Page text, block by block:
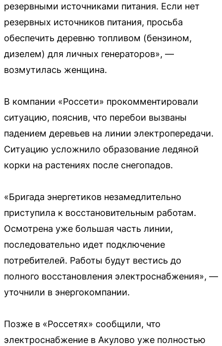
резервными источниками питания. Если нет
резервных источников питания, просьба
обеспечить деревню топливом (бензином,
дизелем) для личных генераторов», —
возмутилась женщина.
В компании «Россети» прокомментировали
ситуацию, пояснив, что перебои вызваны
падением деревьев на линии электропередачи.
Ситуацию усложнило образование ледяной
корки на растениях после снегопадов.
«Бригада энергетиков незамедлительно
приступила к восстановительным работам.
Осмотрена уже большая часть линии,
последовательно идет подключение
потребителей. Работы будут вестись до
полного восстановления электроснабжения», —
уточнили в энергокомпании.
Позже в «Россетях» сообщили, что
электроснабжение в Акулово уже полностью